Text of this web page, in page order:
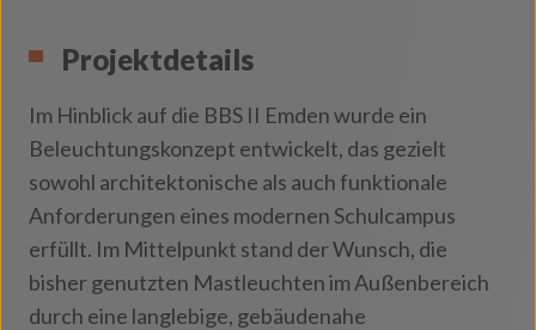
Projektdetails
Im Hinblick auf die BBS II Emden wurde ein
Beleuchtungskonzept entwickelt, das gezielt
sowohl architektonische als auch funktionale
Anforderungen eines modernen Schulcampus
erfüllt. Im Mittelpunkt stand der Wunsch, die
bisher genutzten Mastleuchten im Außenbereich
durch eine langlebige, gebäudenahe